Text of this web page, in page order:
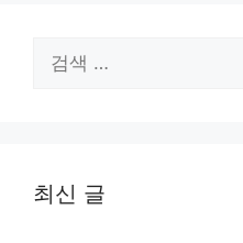
색:
최신 글